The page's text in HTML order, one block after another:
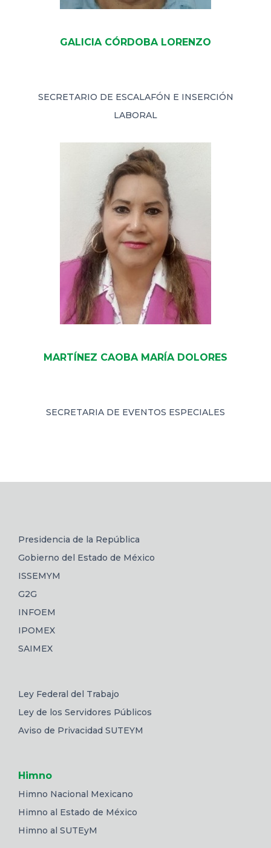
GALICIA CÓRDOBA LORENZO
SECRETARIO DE ESCALAFÓN E INSERCIÓN
LABORAL
MARTÍNEZ CAOBA MARÍA DOLORES
SECRETARIA DE EVENTOS ESPECIALES
Presidencia de la República
Gobierno del Estado de México
ISSEMYM
G2G
INFOEM
IPOMEX
SAIMEX
Ley Federal del Trabajo
Ley de los Servidores Públicos
Aviso de Privacidad SUTEYM
Himno
Himno Nacional Mexicano
Himno al Estado de México
Himno al SUTEyM